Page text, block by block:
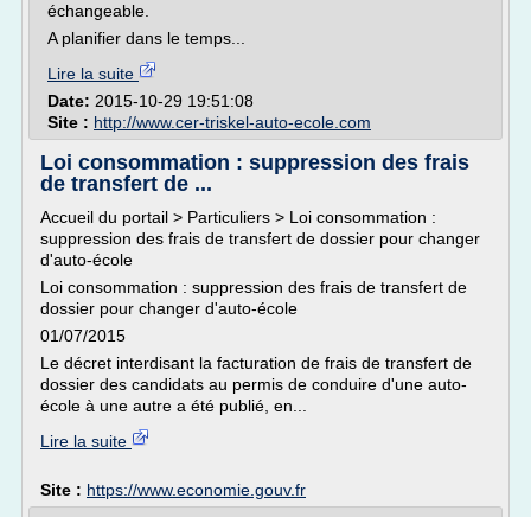
échangeable.
A planifier dans le temps...
Lire la suite
Date: 2015-10-29 19:51:08
Site : http://www.cer-triskel-auto-ecole.com
Loi consommation : suppression des frais
de transfert de ...
Accueil du portail > Particuliers > Loi consommation :
suppression des frais de transfert de dossier pour changer
d'auto-école
Loi consommation : suppression des frais de transfert de
dossier pour changer d'auto-école
01/07/2015
Le décret interdisant la facturation de frais de transfert de
dossier des candidats au permis de conduire d'une auto-
école à une autre a été publié, en...
Lire la suite
Site : https://www.economie.gouv.fr